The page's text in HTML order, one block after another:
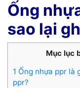
Ống
sao lại
Mục lục
1 Ống nhựa ppr là
ppr?